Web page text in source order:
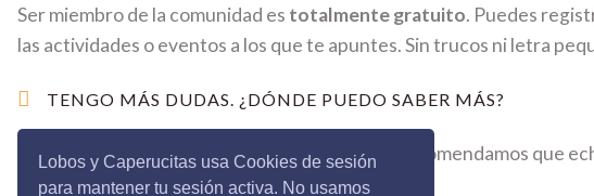
Lobos y Caperucitas usa Cookies de sesión
para mantener tu sesión activa. No usamos
Ser miembro de la comunidad es totalmente gratuito. Puedes
las actividades o eventos a los que te apuntes. Sin trucos ni letra
TENGO MÁS DUDAS. ¿DÓNDE PUEDO SABER MÁS?
A grandes preguntas grandes respuestas. Te recomendamos que
cada respuesta.